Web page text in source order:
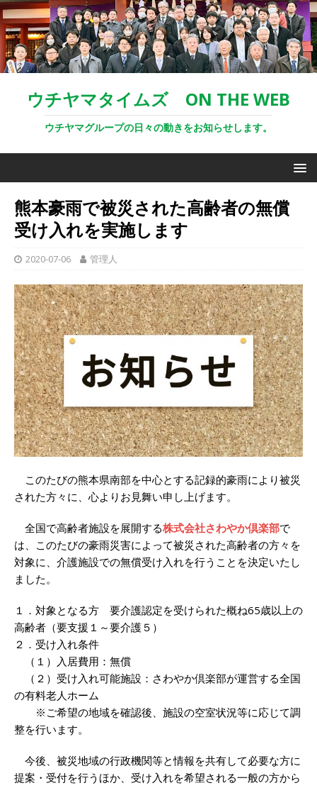
ウチヤマタイムズ ON THE WEB
ウチヤマグループの日々の動きをお知らせします。
熊本豪雨で被災された高齢者の無償
受け入れを実施します
2020-07-06 管理人
このたびの熊本県南部を中心とする記録的豪雨により被災
された方々に、心よりお見舞い申し上げます。
全国で高齢者施設を展開する株式会社さわやか倶楽部で
は、このたびの豪雨災害によって被災された高齢者の方々を
対象に、介護施設での無償受け入れを行うことを決定いたし
ました。
１．対象となる方 要介護認定を受けられた概ね65歳以上の
高齢者（要支援１～要介護５）
２．受け入れ条件
（１）入居費用：無償
（２）受け入れ可能施設：さわやか倶楽部が運営する全国
の有料老人ホーム
※ご希望の地域を確認後、施設の空室状況等に応じて調
整を行います。
今後、被災地域の行政機関等と情報を共有して必要な方に
提案・受付を行うほか、受け入れを希望される一般の方から